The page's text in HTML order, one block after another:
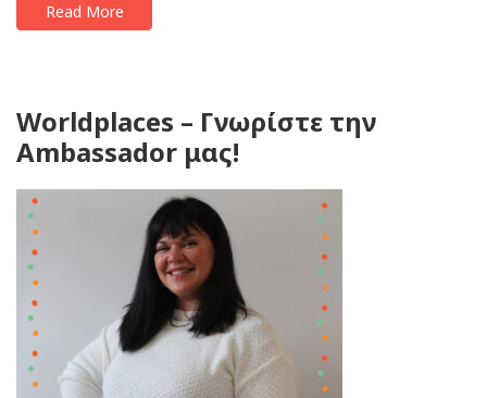
Read More
Worldplaces – Γνωρίστε την
Ambassador μας!